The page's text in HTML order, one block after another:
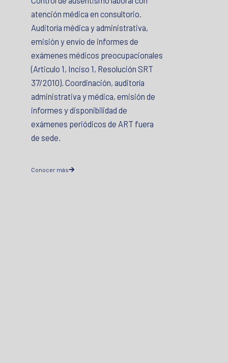
atención médica en consultorio.
Auditoría médica y administrativa,
emisión y envío de informes de
exámenes médicos preocupacionales
(Articulo 1, Inciso 1, Resolución SRT
37/2010). Coordinación, auditoría
administrativa y médica, emisión de
informes y disponibilidad de
exámenes periódicos de ART fuera
de sede.
Conocer más